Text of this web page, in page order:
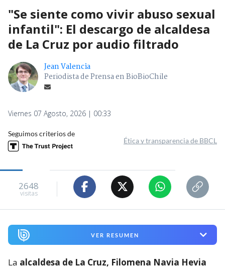
"Se siente como vivir abuso sexual
infantil": El descargo de alcaldesa
de La Cruz por audio filtrado
Jean Valencia
Periodista de Prensa en BioBioChile
Viernes 07 Agosto, 2026 | 00:33
Seguimos criterios de
Ética y transparencia de BBCL
2648
visitas
VER RESUMEN
La alcaldesa de La Cruz, Filomena Navia Hevia